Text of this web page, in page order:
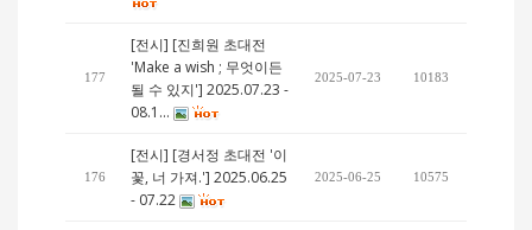
177
[전시] [진희원 초대전
'Make a wish ; 무엇이든
될 수 있지'] 2025.07.23 -
08.1…
2025-07-23 10183
176
[전시] [경서정 초대전 '이
꽃, 너 가져.'] 2025.06.25
- 07.22
2025-06-25 10575